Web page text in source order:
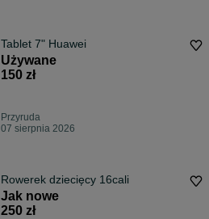
Tablet 7" Huawei
Używane
150 zł
Przyruda
07 sierpnia 2026
Rowerek dziecięcy 16cali
Jak nowe
250 zł